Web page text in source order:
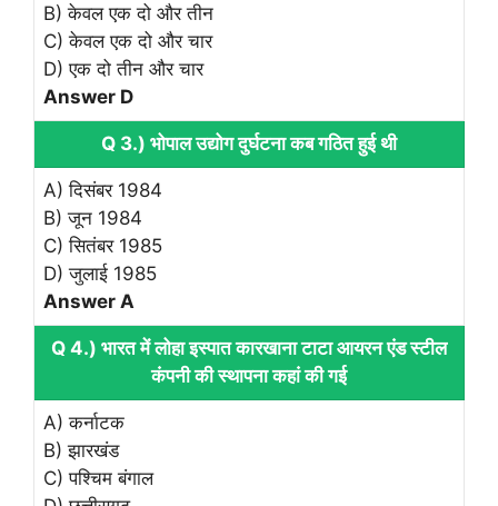
B) केवल एक दो और तीन
C) केवल एक दो और चार
D) एक दो तीन और चार
Answer D
Q 3.) भोपाल उद्योग दुर्घटना कब गठित हुई थी
A) दिसंबर 1984
B) जून 1984
C) सितंबर 1985
D) जुलाई 1985
Answer A
Q 4.) भारत में लोहा इस्पात कारखाना टाटा आयरन एंड स्टील
कंपनी की स्थापना कहां की गई
A) कर्नाटक
B) झारखंड
C) पश्चिम बंगाल